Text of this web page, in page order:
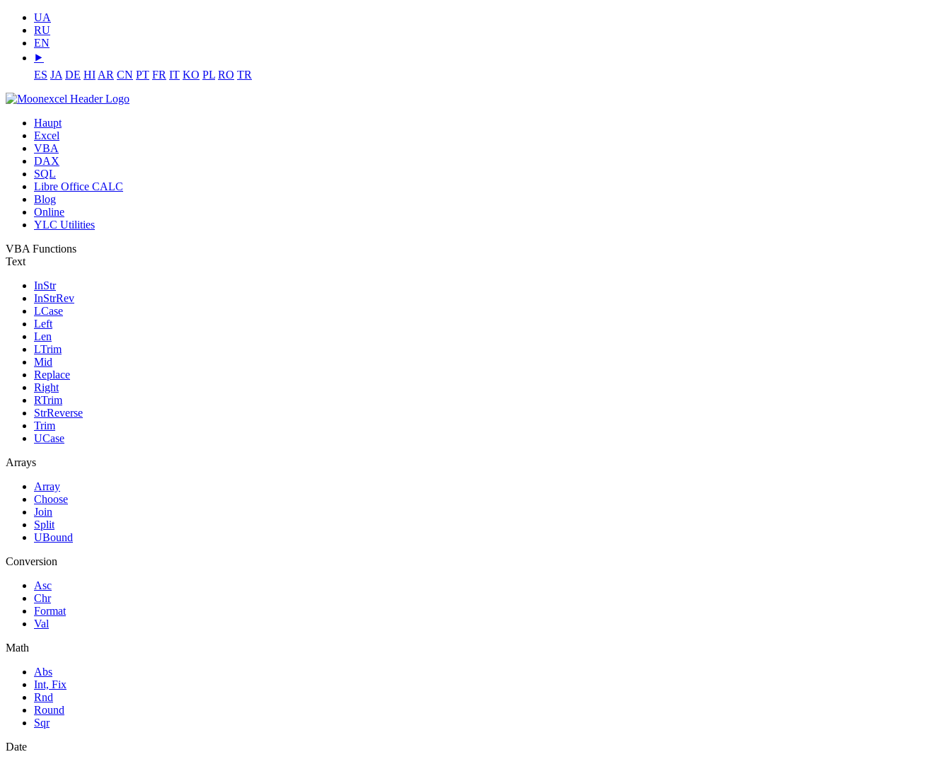
UA
RU
EN
⯈
ES JA DE HI AR CN PT FR IT KO PL RO TR
Haupt
Excel
VBA
DAX
SQL
Libre Office CALC
Blog
Online
YLC Utilities
VBA Functions
Text
InStr
InStrRev
LCase
Left
Len
LTrim
Mid
Replace
Right
RTrim
StrReverse
Trim
UCase
Arrays
Array
Choose
Join
Split
UBound
Conversion
Asc
Chr
Format
Val
Math
Abs
Int, Fix
Rnd
Round
Sqr
Date